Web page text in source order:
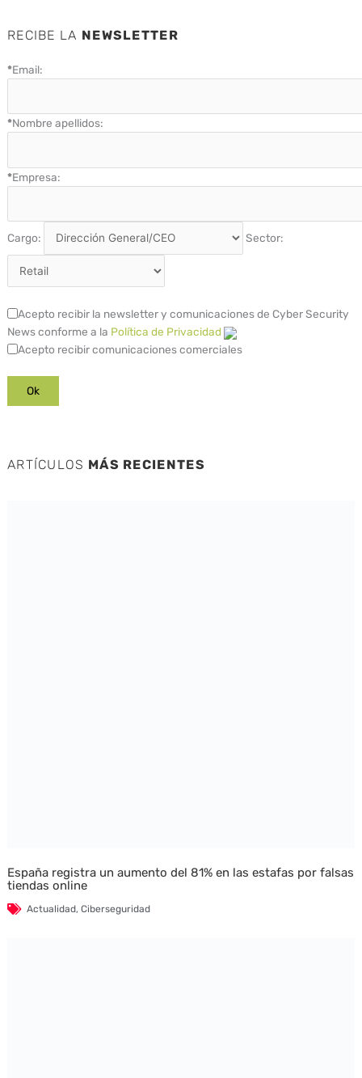
RECIBE LA NEWSLETTER
*Email:
*Nombre apellidos:
*Empresa:
Cargo: Sector:
Acepto recibir la newsletter y comunicaciones de Cyber Security
News conforme a la Política de Privacidad
Acepto recibir comunicaciones comerciales
ARTÍCULOS MÁS RECIENTES
España registra un aumento del 81% en las estafas por falsas
tiendas online
Actualidad, Ciberseguridad